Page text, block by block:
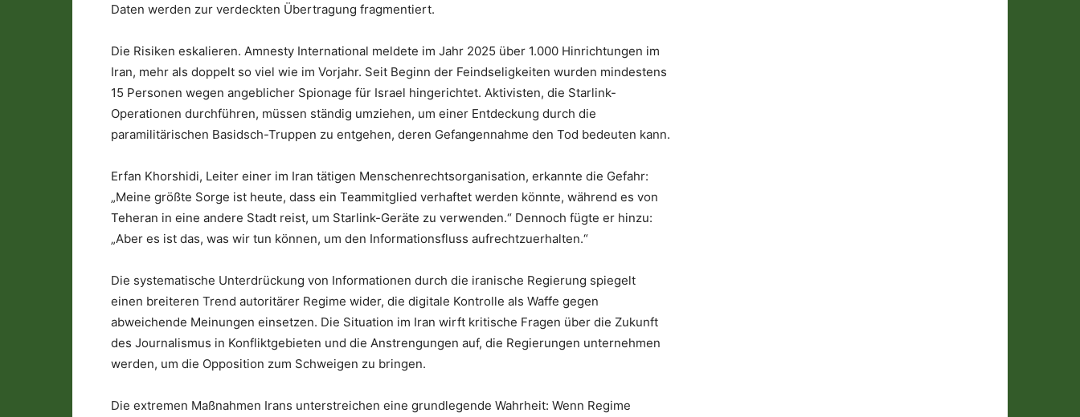
Daten werden zur verdeckten Übertragung fragmentiert.
Die Risiken eskalieren. Amnesty International meldete im Jahr 2025 über 1.000 Hinrichtungen im
Iran, mehr als doppelt so viel wie im Vorjahr. Seit Beginn der Feindseligkeiten wurden mindestens
15 Personen wegen angeblicher Spionage für Israel hingerichtet. Aktivisten, die Starlink-
Operationen durchführen, müssen ständig umziehen, um einer Entdeckung durch die
paramilitärischen Basidsch-Truppen zu entgehen, deren Gefangennahme den Tod bedeuten kann.
Erfan Khorshidi, Leiter einer im Iran tätigen Menschenrechtsorganisation, erkannte die Gefahr:
„Meine größte Sorge ist heute, dass ein Teammitglied verhaftet werden könnte, während es von
Teheran in eine andere Stadt reist, um Starlink-Geräte zu verwenden.“ Dennoch fügte er hinzu:
„Aber es ist das, was wir tun können, um den Informationsfluss aufrechtzuerhalten.“
Die systematische Unterdrückung von Informationen durch die iranische Regierung spiegelt
einen breiteren Trend autoritärer Regime wider, die digitale Kontrolle als Waffe gegen
abweichende Meinungen einsetzen. Die Situation im Iran wirft kritische Fragen über die Zukunft
des Journalismus in Konfliktgebieten und die Anstrengungen auf, die Regierungen unternehmen
werden, um die Opposition zum Schweigen zu bringen.
Die extremen Maßnahmen Irans unterstreichen eine grundlegende Wahrheit: Wenn Regime